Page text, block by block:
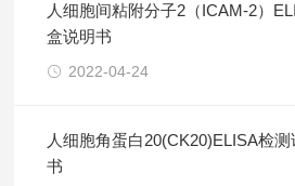
人细胞间粘附分子2（ICAM-2）
盒说明书
2022-04-24
人细胞角蛋白20(CK20)ELISA检测
书